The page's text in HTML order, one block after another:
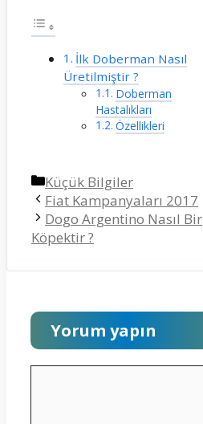
İlk Doberman Nasıl
Üretilmiştir ?
Doberman
Hastalıkları
Özellikleri
Kategoriler
Küçük Bilgiler
Fiat Kampanyaları 2017
Dogo Argentino Nasıl Bir
Köpektir ?
Yorum yapın